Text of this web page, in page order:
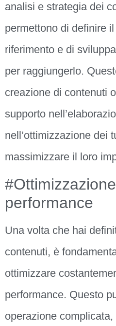
analisi e strategia dei
permettono di definire
riferimento e di
per raggiungerlo.
creazione di contenuti
supporto
nell’ottimizzazione dei
massimizzare il loro
performance
Una volta che hai
contenuti, è
ottimizzare
performance. Questo
operazione